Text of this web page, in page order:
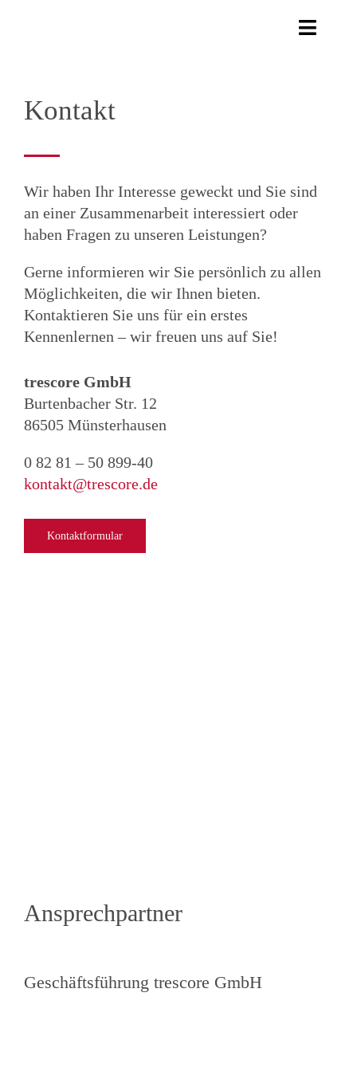
Toggle
unternehmen
kontakt
Kontakt
Wir haben Ihr Interesse geweckt und Sie sind
an einer Zusammenarbeit interessiert oder
haben Fragen zu unseren Leistungen?
Gerne informieren wir Sie persönlich zu allen
Möglichkeiten, die wir Ihnen bieten.
Kontaktieren Sie uns für ein erstes
Kennenlernen – wir freuen uns auf Sie!
trescore GmbH
Burtenbacher Str. 12
86505 Münsterhausen
0 82 81 – 50 899-40
kontakt@trescore.de
Kontaktformular
Ansprechpartner
Geschäftsführung trescore GmbH